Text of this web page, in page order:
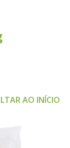
AO INÍCIO